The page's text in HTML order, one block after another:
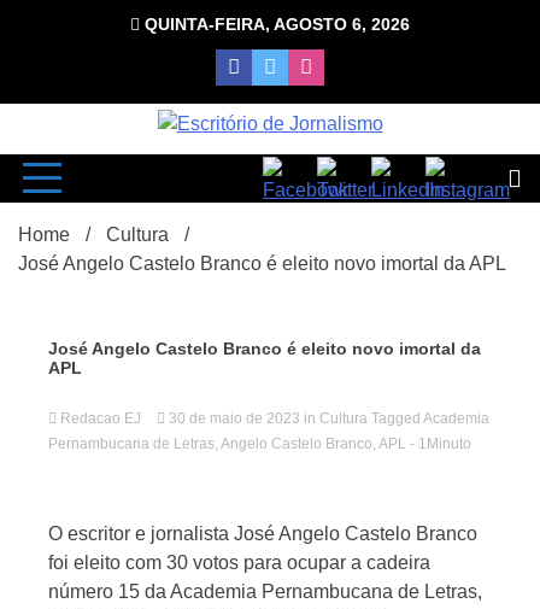
QUINTA-FEIRA, AGOSTO 6, 2026
de
com Luciana Leão
Home
Cultura
José Angelo Castelo Branco é eleito novo imortal da APL
José Angelo Castelo Branco é eleito novo imortal da
APL
Redacao EJ 30 de maio de 2023 in Cultura Tagged Academia
Pernambucana de Letras, Angelo Castelo Branco, APL - 1Minuto
O escritor e jornalista José Angelo Castelo Branco
foi eleito com 30 votos para ocupar a cadeira
número 15 da Academia Pernambucana de Letras,